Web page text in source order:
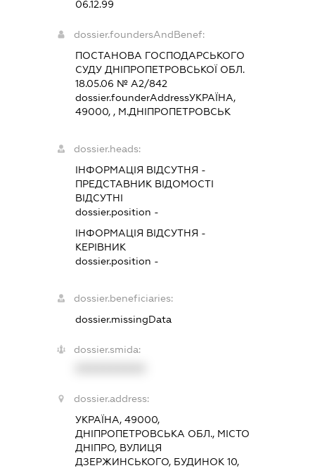
06.12.99
dossier.foundersAndBenef:
ПОСТАНОВА ГОСПОДАРСЬКОГО
СУДУ ДНІПРОПЕТРОВСЬКОЇ ОБЛ.
18.05.06 № А2/842
dossier.founderAddressУКРАЇНА,
49000, , М.ДНІПРОПЕТРОВСЬК
dossier.heads:
ІНФОРМАЦІЯ ВІДСУТНЯ -
ПРЕДСТАВНИК ВІДОМОСТІ
ВІДСУТНІ
dossier.position -
ІНФОРМАЦІЯ ВІДСУТНЯ -
КЕРІВНИК
dossier.position -
dossier.beneficiaries:
dossier.missingData
dossier.smida:
dossier.address:
УКРАЇНА, 49000,
ДНІПРОПЕТРОВСЬКА ОБЛ., МІСТО
ДНІПРО, ВУЛИЦЯ
ДЗЕРЖИНСЬКОГО, БУДИНОК 10,